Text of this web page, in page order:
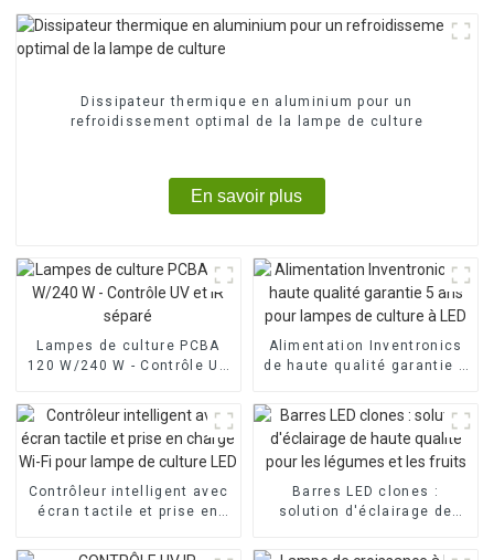
Dissipateur thermique en aluminium pour un
refroidissement optimal de la lampe de culture
En savoir plus
Lampes de culture PCBA
120 W/240 W - Contrôle UV
Alimentation Inventronics
de haute qualité garantie 5
à LED
Contrôleur intelligent avec
écran tactile et prise en
culture LED
Barres LED clones :
solution d'éclairage de
légumes et les fruits